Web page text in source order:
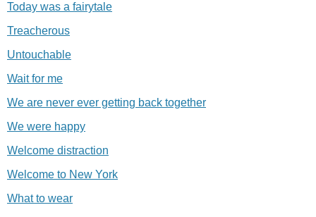
Today was a fairytale
Treacherous
Untouchable
Wait for me
We are never ever getting back together
We were happy
Welcome distraction
Welcome to New York
What to wear